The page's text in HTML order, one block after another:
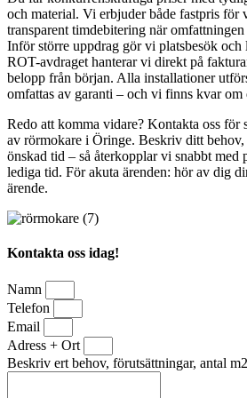
och material. Vi erbjuder både fastpris för
transparent timdebitering när omfattningen
Inför större uppdrag gör vi platsbesök
ROT-avdraget hanterar vi direkt på
belopp från början. Alla installationer
omfattas av garanti – och vi finns kvar om
Redo att komma vidare? Kontakta oss för
av rörmokare i Öringe. Beskriv ditt
önskad tid – så återkopplar vi snabbt med
lediga tid. För akuta ärenden: hör av dig
ärende.
Kontakta oss idag!
Namn
Telefon
Email
Adress + Ort
Beskriv ert behov, förutsättningar, antal